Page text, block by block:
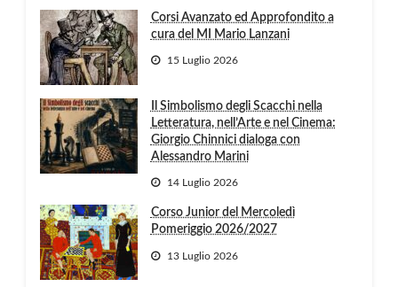
Corsi Avanzato ed Approfondito a
cura del MI Mario Lanzani
15 Luglio 2026
Il Simbolismo degli Scacchi nella
Letteratura, nell’Arte e nel Cinema:
Giorgio Chinnici dialoga con
Alessandro Marini
14 Luglio 2026
Corso Junior del Mercoledì
Pomeriggio 2026/2027
13 Luglio 2026